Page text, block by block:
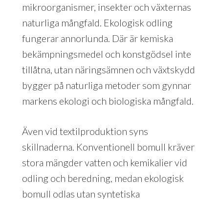
mikroorganismer, insekter och växternas
naturliga mångfald. Ekologisk odling
fungerar annorlunda. Där är kemiska
bekämpningsmedel och konstgödsel inte
tillåtna, utan näringsämnen och växtskydd
bygger på naturliga metoder som gynnar
markens ekologi och biologiska mångfald.
Även vid textilproduktion syns
skillnaderna. Konventionell bomull kräver
stora mängder vatten och kemikalier vid
odling och beredning, medan ekologisk
bomull odlas utan syntetiska